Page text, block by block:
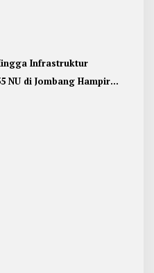
Infrastruktur
NU di Jombang Hampir